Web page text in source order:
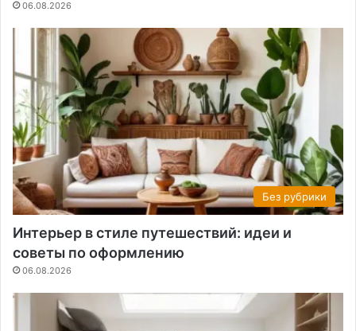
06.08.2026
Без рубрики
Интерьер в стиле путешествий: идеи и
советы по оформлению
06.08.2026